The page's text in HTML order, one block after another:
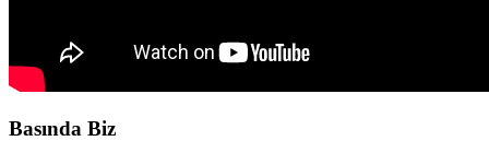
Basında Biz